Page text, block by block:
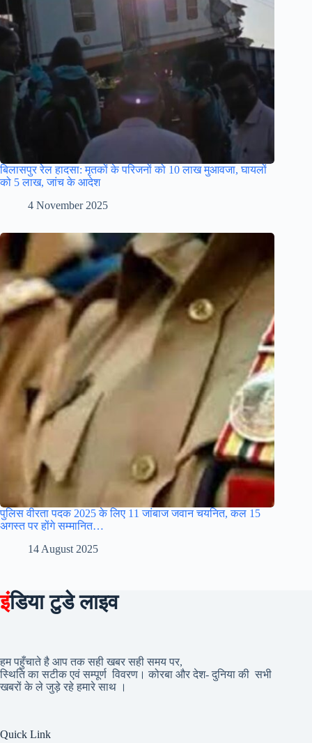
बिलासपुर रेल हादसा: मृतकों के परिजनों को 10 लाख मुआवजा, घायलों
को 5 लाख, जांच के आदेश
4 November 2025
पुलिस वीरता पदक 2025 के लिए 11 जांबाज जवान चयनित, कल 15
अगस्त पर होंगे सम्मानित…
14 August 2025
इंडिया टुडे लाइव
हम पहुँचाते है आप तक सही खबर सही समय पर,
स्थिति का सटीक एवं सम्पूर्ण विवरण। कोरबा और देश- दुनिया की सभी
खबरों के ले जुड़े रहे हमारे साथ ।
Quick Link